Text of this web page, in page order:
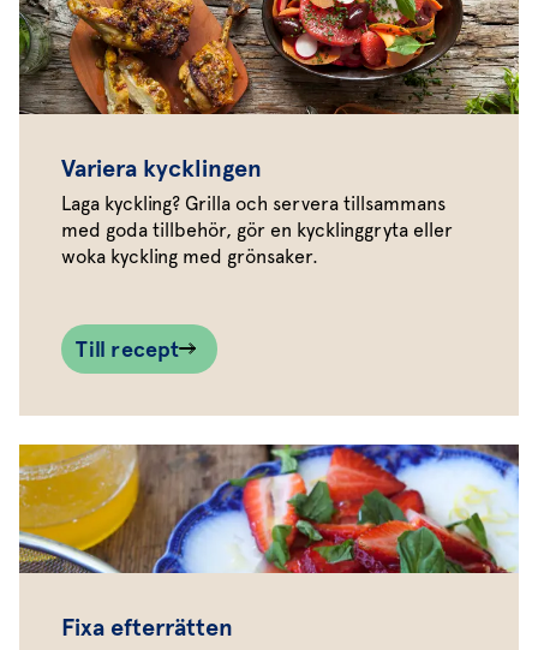
Variera kycklingen
Laga kyckling? Grilla och servera tillsammans
med goda tillbehör, gör en kycklinggryta eller
woka kyckling med grönsaker.
Till recept
Fixa efterrätten